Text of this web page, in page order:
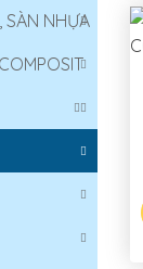
SÀN NHỰA